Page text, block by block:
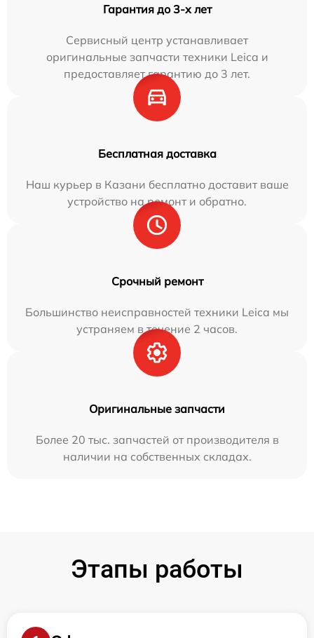
Гарантия до 3-х лет
Сервисный центр устанавливает
оригинальные запчасти техники Leica и
предоставляет гарантию до 3 лет.
Бесплатная доставка
Наш курьер в Казани бесплатно доставит ваше
устройство на ремонт и обратно.
Срочный ремонт
Большинство неисправностей техники Leica мы
устраняем в течение 2 часов.
Оригинальные запчасти
Более 20 тыс. запчастей от производителя в
наличии на собственных складах.
Этапы работы